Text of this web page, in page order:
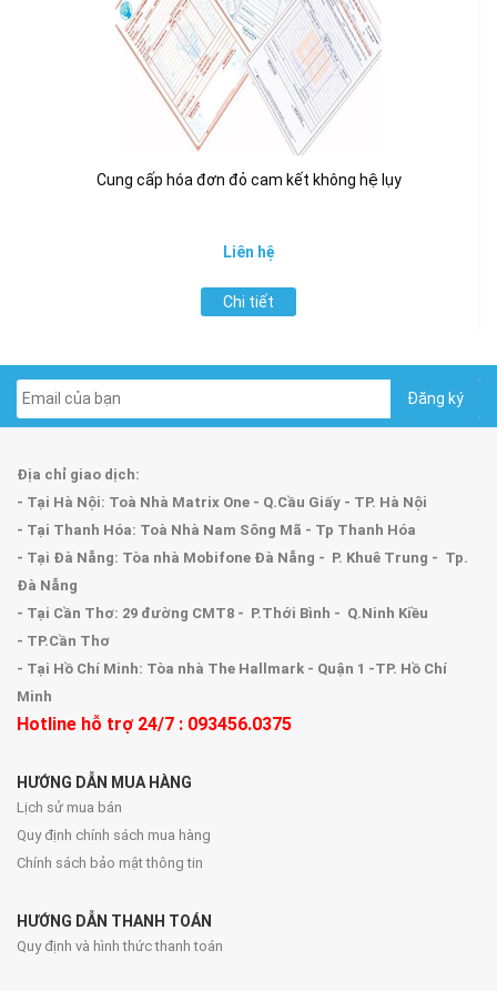
Cung cấp hóa đơn đỏ cam kết không hệ lụy
Liên hệ
Chi tiết
Địa chỉ giao dịch:
- Tại Hà Nội: Toà Nhà Matrix One - Q.Cầu Giấy - TP. Hà Nội
- Tại Thanh Hóa: Toà Nhà Nam Sông Mã - Tp Thanh Hóa
- Tại Đà Nẵng: Tòa nhà Mobifone Đà Nẵng - P. Khuê Trung - Tp.
Đà Nẵng
- Tại Cần Thơ: 29 đường CMT8 - P.Thới Bình - Q.Ninh Kiều
- TP.Cần Thơ
- Tại Hồ Chí Minh: Tòa nhà The Hallmark - Quận 1 -TP. Hồ Chí
Minh
Hotline hỗ trợ 24/7 : 093456.0375
HƯỚNG DẪN MUA HÀNG
Lịch sử mua bán
Quy định chính sách mua hàng
Chính sách bảo mật thông tin
HƯỚNG DẪN THANH TOÁN
Quy định và hình thức thanh toán